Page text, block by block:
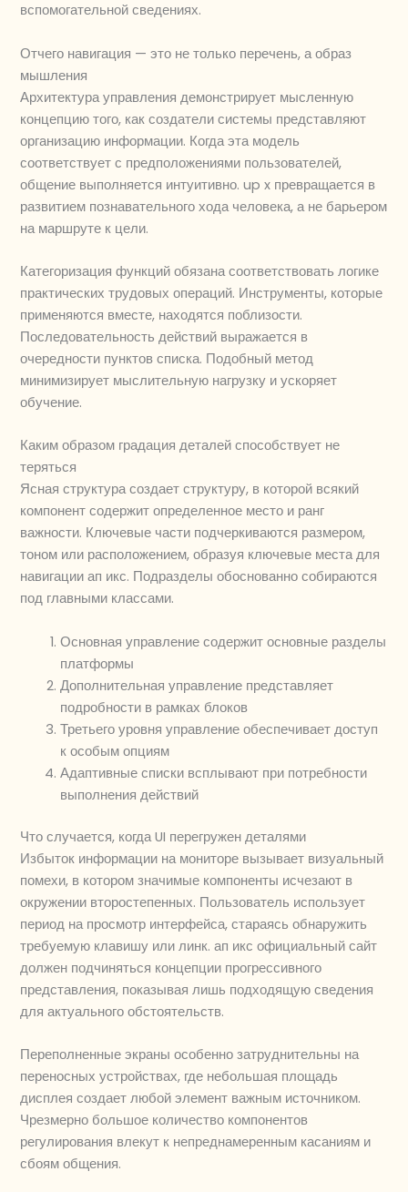
вспомогательной сведениях.
Отчего навигация — это не только перечень, а образ
мышления
Архитектура управления демонстрирует мысленную
концепцию того, как создатели системы представляют
организацию информации. Когда эта модель
соответствует с предположениями пользователей,
общение выполняется интуитивно. up x превращается в
развитием познавательного хода человека, а не барьером
на маршруте к цели.
Категоризация функций обязана соответствовать логике
практических трудовых операций. Инструменты, которые
применяются вместе, находятся поблизости.
Последовательность действий выражается в
очередности пунктов списка. Подобный метод
минимизирует мыслительную нагрузку и ускоряет
обучение.
Каким образом градация деталей способствует не
теряться
Ясная структура создает структуру, в которой всякий
компонент содержит определенное место и ранг
важности. Ключевые части подчеркиваются размером,
тоном или расположением, образуя ключевые места для
навигации ап икс. Подразделы обоснованно собираются
под главными классами.
Основная управление содержит основные разделы
платформы
Дополнительная управление представляет
подробности в рамках блоков
Третьего уровня управление обеспечивает доступ
к особым опциям
Адаптивные списки всплывают при потребности
выполнения действий
Что случается, когда UI перегружен деталями
Избыток информации на мониторе вызывает визуальный
помехи, в котором значимые компоненты исчезают в
окружении второстепенных. Пользователь использует
период на просмотр интерфейса, стараясь обнаружить
требуемую клавишу или линк. ап икс официальный сайт
должен подчиняться концепции прогрессивного
представления, показывая лишь подходящую сведения
для актуального обстоятельств.
Переполненные экраны особенно затруднительны на
переносных устройствах, где небольшая площадь
дисплея создает любой элемент важным источником.
Чрезмерно большое количество компонентов
регулирования влекут к непреднамеренным касаниям и
сбоям общения.